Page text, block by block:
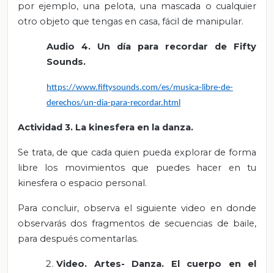
por ejemplo, una pelota, una mascada o cualquier
otro objeto que tengas en casa, fácil de manipular.
Audio 4. Un día para recordar de Fifty
Sounds.
https://www.fiftysounds.com/es/musica-libre-de-
derechos/un-dia-para-recordar.html
Actividad 3. La kinesfera en la danza.
Se trata, de que cada quien pueda explorar de forma
libre los movimientos que puedes hacer en tu
kinesfera o espacio personal.
Para concluir, observa el siguiente video en donde
observarás dos fragmentos de secuencias de baile,
para después comentarlas.
Video. Artes- Danza. El cuerpo en el